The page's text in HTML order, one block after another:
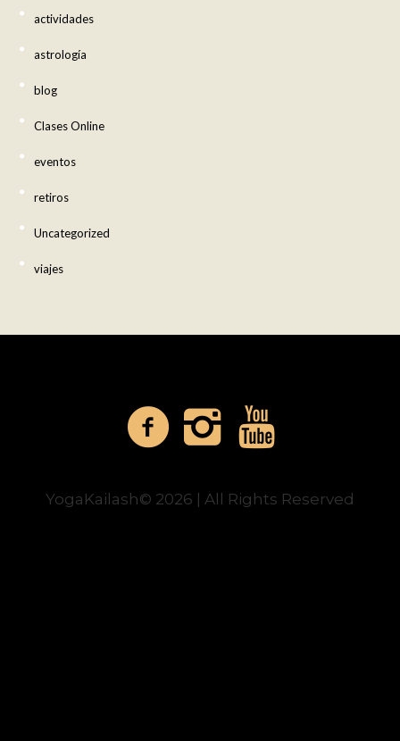
actividades
astrología
blog
Clases Online
eventos
retiros
Uncategorized
viajes
YogaKailash© 2026 | All Rights Reserved